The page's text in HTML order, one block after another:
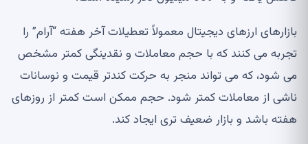
بازارهای ارزهای دیجیتال معمولاً تعطیلات آخر هفته “آرام” را
تجربه می کنند که با حجم معاملات و نقدینگی کمتر مشخص
می شود، که می تواند منجر به حرکت کندتر قیمت و نوسانات
ناشی از معاملات کمتر شود. حجم ممکن است کمتر از روزهای
هفته باشد و بازار ضعیف تری ایجاد کند.